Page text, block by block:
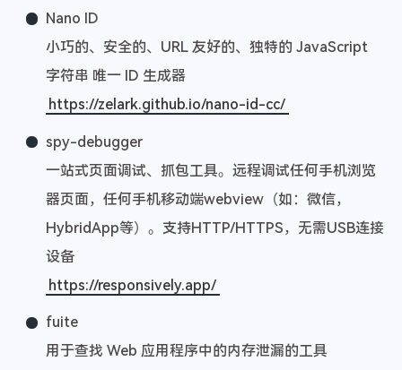
Nano ID
小巧的、安全的、URL 友好的、独特的 JavaScript
字符串 唯一 ID 生成器
https://zelark.github.io/nano-id-cc/
spy-debugger
一站式页面调试、抓包工具。远程调试任何手机浏览
器页面，任何手机移动端webview（如：微信，
HybridApp等）。支持HTTP/HTTPS，无需USB连接
设备
https://responsively.app/
fuite
用于查找 Web 应用程序中的内存泄漏的工具